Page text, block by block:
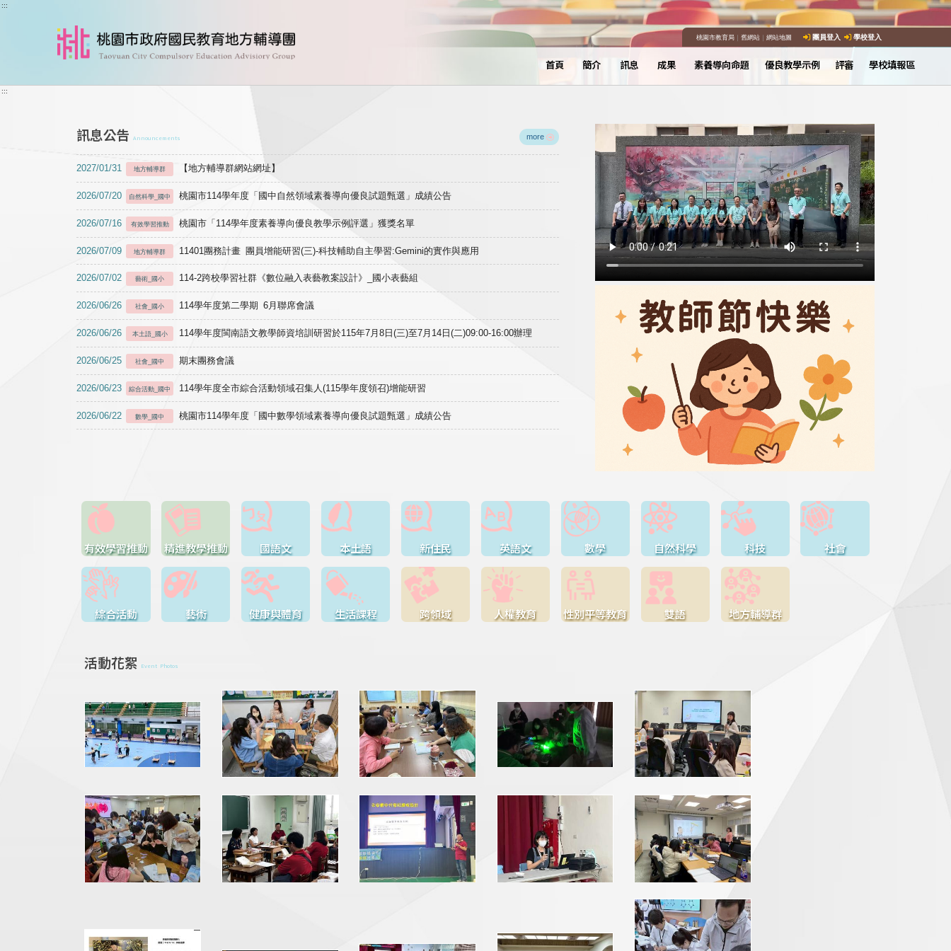
跳到主要內容
:::
桃園市教育局｜ 舊網站｜ 網站地圖 團員登入 學校登入
首頁 簡介 訊息 成果 素養導向命題 優良教學示例 評審 學校填報區
:::
訊息公告 Announcements more
2027/01/31 地方輔導群 【地方輔導群網站網址】
2026/07/20 自然科學_國中 桃園市114學年度「國中自然領域素養導向優良試題甄選」成績公告
2026/07/16 有效學習推動 桃園市「114學年度素養導向優良教學示例評選」獲獎名單
2026/07/09 地方輔導群 11401團務計畫 團員增能研習(三)-科技輔助自主學習:Gemini的實作與應用
2026/07/02 藝術_國小 114-2跨校學習社群《數位融入表藝教案設計》_國小表藝組
2026/06/26 社會_國小 114學年度第二學期 6月聯席會議
2026/06/26 本土語_國小 114學年度閩南語文教學師資培訓研習於115年7月8日(三)至7月14日(二)09:00-16:00辦理
2026/06/25 社會_國中 期末團務會議
2026/06/23 綜合活動_國中 114學年度全市綜合活動領域召集人(115學年度領召)增能研習
2026/06/22 數學_國中 桃園市114學年度「國中數學領域素養導向優良試題甄選」成績公告
有效學習推動 精進教學推動 國語文 本土語 新住民 英語文 數學 自然科學 科技 社會
綜合活動 藝術 健康與體育 生活課程 跨領域 人權教育 性別平等教育 雙語 地方輔導群
活動花絮 Event Photos